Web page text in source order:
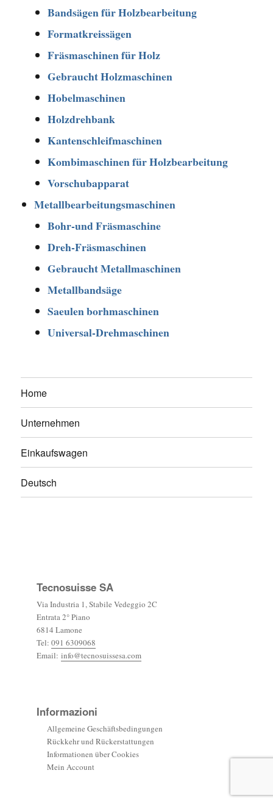
Bandsägen für Holzbearbeitung
Formatkreissägen
Fräsmaschinen für Holz
Gebraucht Holzmaschinen
Hobelmaschinen
Holzdrehbank
Kantenschleifmaschinen
Kombimaschinen für Holzbearbeitung
Vorschubapparat
Metallbearbeitungsmaschinen
Bohr-und Fräsmaschine
Dreh-Fräsmaschinen
Gebraucht Metallmaschinen
Metallbandsäge
Saeulen borhmaschinen
Universal-Drehmaschinen
Home
Unternehmen
Einkaufswagen
Deutsch
Tecnosuisse SA
Via Industria 1, Stabile Vedeggio 2C
Entrata 2° Piano
6814 Lamone
Tel:091 6309068
Email:info@tecnosuissesa.com
Informazioni
Allgemeine Geschäftsbedingungen
Rückkehr und Rückerstattungen
Informationen über Cookies
Mein Account